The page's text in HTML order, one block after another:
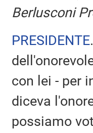
Berlusconi
PRESIDENTE
con lei - per
diceva
possiamo